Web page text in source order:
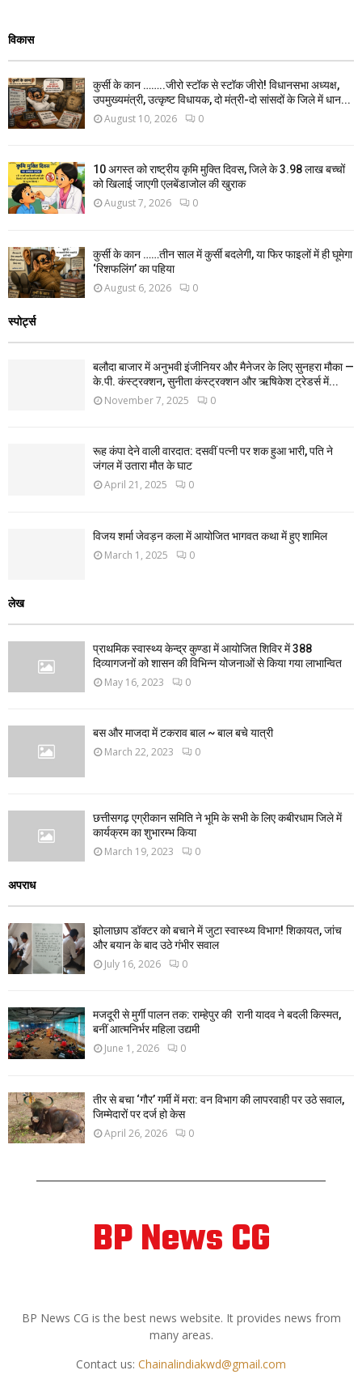
विकास
कुर्सी के कान ……..जीरो स्टॉक से स्टॉक जीरो! विधानसभा अध्यक्ष,
उपमुख्यमंत्री, उत्कृष्ट विधायक, दो मंत्री-दो सांसदों के जिले में धान...
August 10, 2026 0
10 अगस्त को राष्ट्रीय कृमि मुक्ति दिवस, जिले के 3.98 लाख बच्चों
को खिलाई जाएगी एलबेंडाजोल की खुराक
August 7, 2026 0
कुर्सी के कान ……तीन साल में कुर्सी बदलेगी, या फिर फाइलों में ही घूमेगा
‘रिशफलिंग’ का पहिया
August 6, 2026 0
स्पोर्ट्स
बलौदा बाजार में अनुभवी इंजीनियर और मैनेजर के लिए सुनहरा मौका —
के.पी. कंस्ट्रक्शन, सुनीता कंस्ट्रक्शन और ऋषिकेश ट्रेडर्स में...
November 7, 2025 0
रूह कंपा देने वाली वारदात: दसवीं पत्नी पर शक हुआ भारी, पति ने
जंगल में उतारा मौत के घाट
April 21, 2025 0
विजय शर्मा जेवड़न कला में आयोजित भागवत कथा में हुए शामिल
March 1, 2025 0
लेख
प्राथमिक स्वास्थ्य केन्द्र कुण्डा में आयोजित शिविर में 388
दिव्यागजनों को शासन की विभिन्न योजनाओं से किया गया लाभान्वित
May 16, 2023 0
बस और माजदा में टकराव बाल ~ बाल बचे यात्री
March 22, 2023 0
छत्तीसगढ़ एग्रीकान समिति ने भूमि के सभी के लिए कबीरधाम जिले में
कार्यक्रम का शुभारम्भ किया
March 19, 2023 0
अपराध
झोलाछाप डॉक्टर को बचाने में जुटा स्वास्थ्य विभाग! शिकायत, जांच
और बयान के बाद उठे गंभीर सवाल
July 16, 2026 0
मजदूरी से मुर्गी पालन तक: राम्हेपुर की रानी यादव ने बदली किस्मत,
बनीं आत्मनिर्भर महिला उद्यमी
June 1, 2026 0
तीर से बचा ‘गौर’ गर्मी में मरा: वन विभाग की लापरवाही पर उठे सवाल,
जिम्मेदारों पर दर्ज हो केस
April 26, 2026 0
BP News CG
BP News CG is the best news website. It provides news from
many areas.
Contact us: Chainalindiakwd@gmail.com